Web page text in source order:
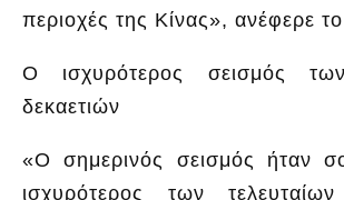
περιοχές της Κίνας», ανέφερε
Ο ισχυρότερος σεισμός των
δεκαετιών
«Ο σημερινός σεισμός ήταν
ισχυρότερος των τελευταίων